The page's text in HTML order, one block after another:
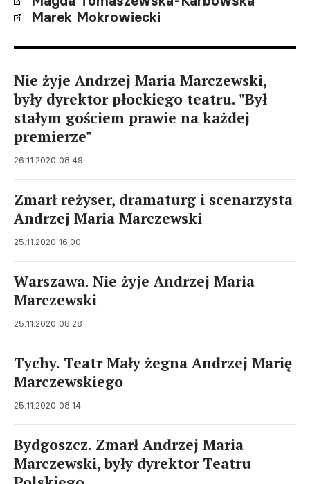
Marek Mokrowiecki
Nie żyje Andrzej Maria Marczewski,
były dyrektor płockiego teatru. "Był
stałym gościem prawie na każdej
premierze"
26.11.2020 08:49
Zmarł reżyser, dramaturg i scenarzysta
Andrzej Maria Marczewski
25.11.2020 16:00
Warszawa. Nie żyje Andrzej Maria
Marczewski
25.11.2020 08:28
Tychy. Teatr Mały żegna Andrzej Marię
Marczewskiego
25.11.2020 08:14
Bydgoszcz. Zmarł Andrzej Maria
Marczewski, były dyrektor Teatru